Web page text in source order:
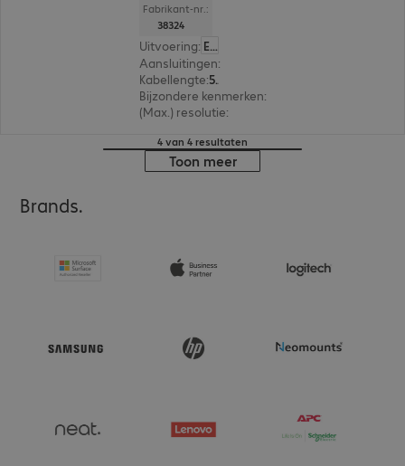
Fabrikant-nr.:
38324
Uitvoering: Europa
Aansluitingen:
Kabellengte: 50 m
Bijzondere kenmerken:
(Max.) resolutie:
4 van 4 resultaten
Toon meer
Brands.